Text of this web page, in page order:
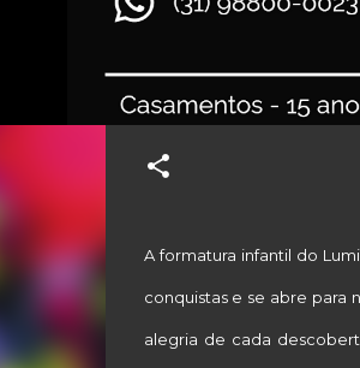
nicaciofotos
emdezembro 21, 2025
A formatura infantil do
conquistas e se abre para
alegria de cada